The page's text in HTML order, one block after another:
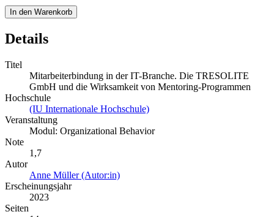
In den Warenkorb
Details
Titel
Mitarbeiterbindung in der IT-Branche. Die TRESOLITE
GmbH und die Wirksamkeit von Mentoring-Programmen
Hochschule
(IU Internationale Hochschule)
Veranstaltung
Modul: Organizational Behavior
Note
1,7
Autor
Anne Müller (Autor:in)
Erscheinungsjahr
2023
Seiten